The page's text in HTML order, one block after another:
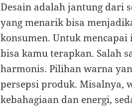
Desain adalah jantung dari
yang menarik bisa
konsumen. Untuk
bisa kamu terapkan. Salah
harmonis. Pilihan warna
persepsi produk. Misalnya,
kebahagiaan dan energi,